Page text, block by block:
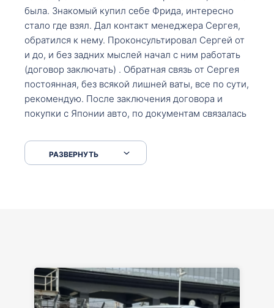
была. Знакомый купил себе Фрида, интересно
стало где взял. Дал контакт менеджера Сергея,
обратился к нему. Проконсультировал Сергей от
и до, и без задних мыслей начал с ним работать
(договор заключать) . Обратная связь от Сергея
постоянная, без всякой лишней ваты, все по сути,
рекомендую. После заключения договора и
покупки с Японии авто, по документам связалась
что заполнить, куда зайти, образцы и т.д. После
приехал за авто. Меня тепло встретили Сергей с
РАЗВЕРНУТЬ